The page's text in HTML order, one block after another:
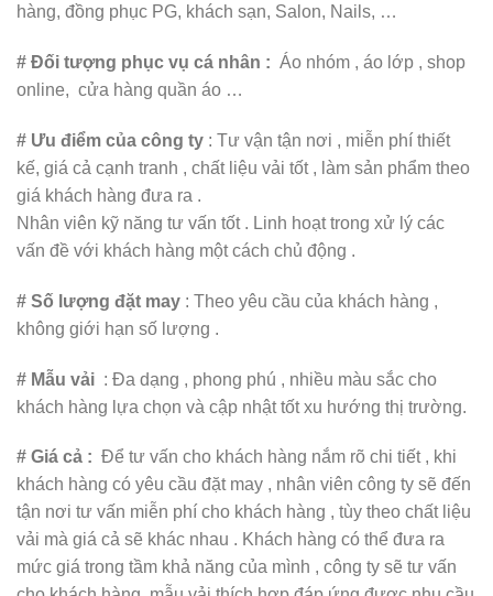
hàng, đồng phục PG, khách sạn, Salon, Nails, …
# Đối tượng phục vụ cá nhân : Áo nhóm , áo lớp , shop
online, cửa hàng quần áo …
# Ưu điểm của công ty : Tư vận tận nơi , miễn phí thiết
kế, giá cả cạnh tranh , chất liệu vải tốt , làm sản phẩm theo
giá khách hàng đưa ra .
Nhân viên kỹ năng tư vấn tốt . Linh hoạt trong xử lý các
vấn đề với khách hàng một cách chủ động .
# Số lượng đặt may : Theo yêu cầu của khách hàng ,
không giới hạn số lượng .
# Mẫu vải : Đa dạng , phong phú , nhiều màu sắc cho
khách hàng lựa chọn và cập nhật tốt xu hướng thị trường.
# Giá cả : Để tư vấn cho khách hàng nắm rõ chi tiết , khi
khách hàng có yêu cầu đặt may , nhân viên công ty sẽ đến
tận nơi tư vấn miễn phí cho khách hàng , tùy theo chất liệu
vải mà giá cả sẽ khác nhau . Khách hàng có thể đưa ra
mức giá trong tầm khả năng của mình , công ty sẽ tư vấn